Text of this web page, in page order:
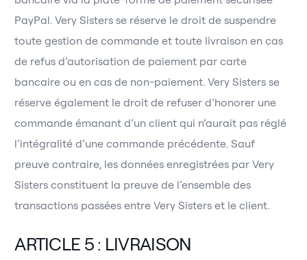
PayPal. Very Sisters se réserve le droit de suspendre
toute gestion de commande et toute livraison en cas
de refus d’autorisation de paiement par carte
bancaire ou en cas de non-paiement. Very Sisters se
réserve également le droit de refuser d’honorer une
commande émanant d’un client qui n’aurait pas réglé
l’intégralité d’une commande précédente. Sauf
preuve contraire, les données enregistrées par Very
Sisters constituent la preuve de l’ensemble des
transactions passées entre Very Sisters et le client.
ARTICLE 5 : LIVRAISON